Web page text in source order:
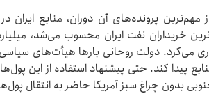
مهم‌ترین پرونده‌های آن دوران، منابع
خریداران نفت ایران محسوب می‌شد،
می‌کرد. دولت روحانی بارها هیأت‌های سیاسی
پیدا کند. حتی پیشنهاد استفاده از این
بدون چراغ سبز آمریکا حاضر به انتقال